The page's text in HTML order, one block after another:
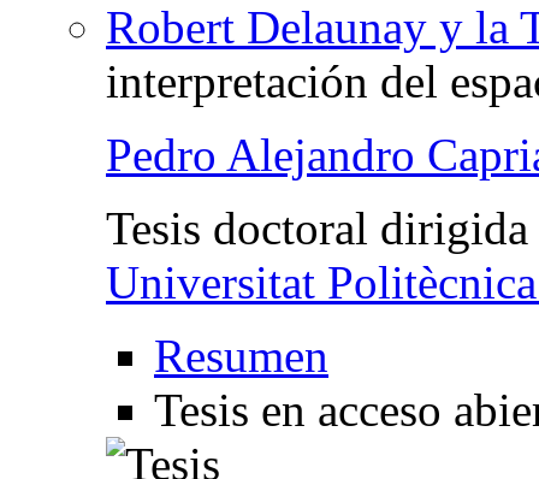
Robert Delaunay y la
interpretación del
Pedro Alejandro
Tesis doctoral
Universitat
Resumen
Tesis en acceso